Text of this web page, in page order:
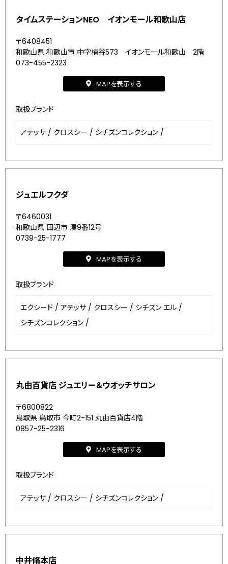
タイムステーションNEO イオンモール和歌山店
〒6408451
和歌山県 和歌山市 中字楠谷573 イオンモール和歌山 2階
073-455-2323
MAPを表示する
取扱ブランド
アテッサ / クロスシー / シチズンコレクション /
ジュエルフクダ
〒6460031
和歌山県 田辺市 湊9番12号
0739-25-1777
MAPを表示する
取扱ブランド
エクシード / アテッサ / クロスシー / シチズン エル /
シチズンコレクション /
丸由百貨店 ジュエリー＆ウオッチサロン
〒6800822
鳥取県 鳥取市 今町2-151 丸由百貨店4階
0857-25-2316
MAPを表示する
取扱ブランド
アテッサ / クロスシー / シチズンコレクション /
中井脩本店